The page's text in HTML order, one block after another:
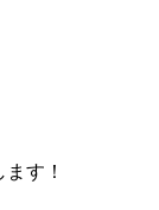
す！